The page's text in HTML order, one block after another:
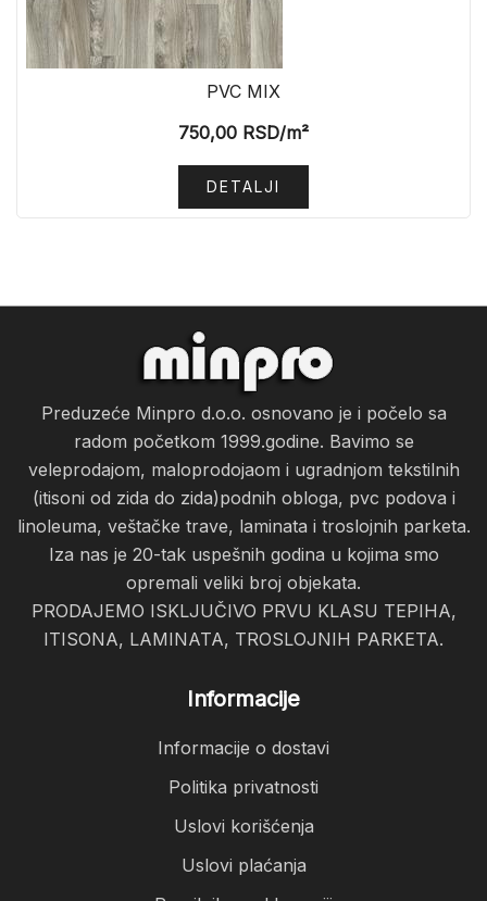
PVC MIX
750,00 RSD/m²
DETALJI
Preduzeće Minpro d.o.o. osnovano je i počelo sa
radom početkom 1999.godine. Bavimo se
veleprodajom, maloprodojaom i ugradnjom tekstilnih
(itisoni od zida do zida)podnih obloga, pvc podova i
linoleuma, veštačke trave, laminata i troslojnih parketa.
Iza nas je 20-tak uspešnih godina u kojima smo
opremali veliki broj objekata.
PRODAJEMO ISKLJUČIVO PRVU KLASU TEPIHA,
ITISONA, LAMINATA, TROSLOJNIH PARKETA.
Informacije
Informacije o dostavi
Politika privatnosti
Uslovi korišćenja
Uslovi plaćanja